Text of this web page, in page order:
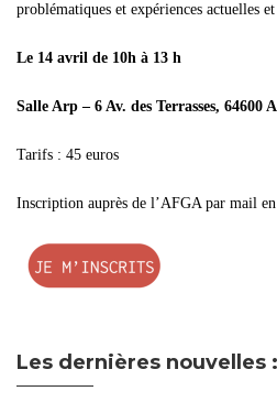
problématiques et expériences actuelles
Le 14 avril de 10h à 13 h
Salle Arp – 6 Av. des Terrasses, 64600
Tarifs : 45 euros
Inscription auprès de l’AFGA par mail
Les dernières nouvelles